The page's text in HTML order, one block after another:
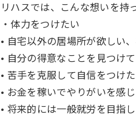
リハスでは、こんな想いを持
・体力をつけたい
• 自宅以外の居場所が欲しい
• 自分の得意なことを見つけ
• 苦手を克服して自信をつけ
• お金を稼いでやりがいを感
• 将来的には一般就労を目指